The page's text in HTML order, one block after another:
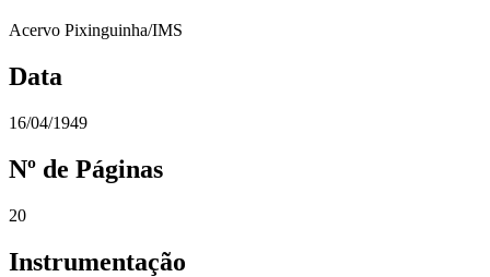
Acervo Pixinguinha/IMS
Data
16/04/1949
Nº de Páginas
20
Instrumentação